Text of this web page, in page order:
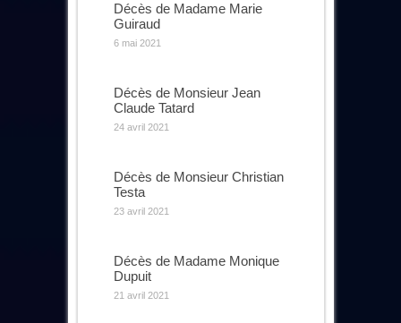
Décès de Madame Marie
Guiraud
6 mai 2021
Décès de Monsieur Jean
Claude Tatard
24 avril 2021
Décès de Monsieur Christian
Testa
23 avril 2021
Décès de Madame Monique
Dupuit
21 avril 2021